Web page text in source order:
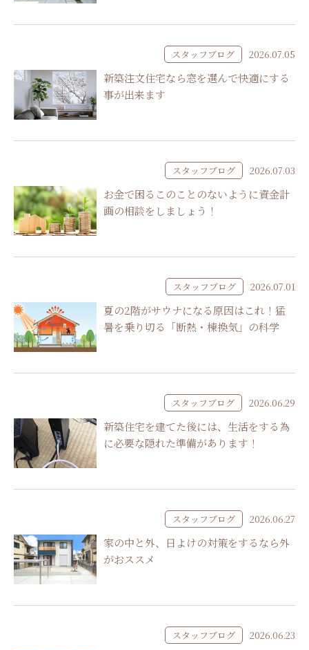
スタッフブログ 2026.07.05
新築注文住宅なら窓を選んで快適にする
事が出来ます
スタッフブログ 2026.07.03
お金で困るこのことのないように資金計
画の相談をしましょう！
スタッフブログ 2026.07.01
夏の2階がサウナになる原因はこれ！猛
暑を乗り切る「断熱・棟換気」の科学
スタッフブログ 2026.06.29
新築住宅を建てた後には、生活をする為
に必要な隠れた準備があります！
スタッフブログ 2026.06.27
家の中と外、日よけの対策をするなら外
がおススメ
スタッフブログ 2026.06.23